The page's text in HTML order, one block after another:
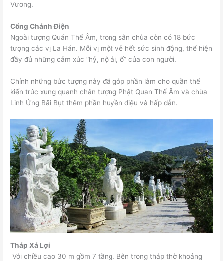
Vương.
Cổng Chánh Điện
Ngoài tượng Quán Thế Âm, trong sân chùa còn có 18 bức
tượng các vị La Hán. Mỗi vị một vẻ hết sức sinh động, thể hiện
đầy đủ những cảm xúc “hỷ, nộ ái, ố” của con người.
Chính những bức tượng này đã góp phần làm cho quần thể
kiến trúc xung quanh chân tượng Phật Quan Thế Âm và chùa
Linh Ứng Bãi Bụt thêm phần huyền diệu và hấp dẫn.
Tháp Xá Lợi
Với chiều cao 30 m gồm 7 tầng. Bên trong tháp thờ khoảng